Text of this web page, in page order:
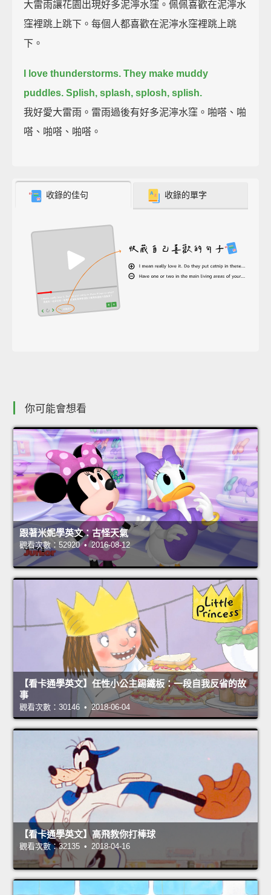
大雷雨讓花園出現好多泥濘水窪。佩佩喜歡在泥濘水
窪裡跳上跳下。每個人都喜歡在泥濘水窪裡跳上跳
下。
I love thunderstorms. They make muddy
puddles. Splish, splash, splosh, splish.
我好愛大雷雨。雷雨過後有好多泥濘水窪。啪嗒、啪
嗒、啪嗒、啪嗒。
收錄的佳句 收錄的單字
你可能會想看
跟著米妮學英文：古怪天氣
觀看次數：52920 • 2016-08-12
【看卡通學英文】任性小公主踢鐵板：一段自我反省的故
事
觀看次數：30146 • 2018-06-04
【看卡通學英文】高飛教你打棒球
觀看次數：32135 • 2018-04-16